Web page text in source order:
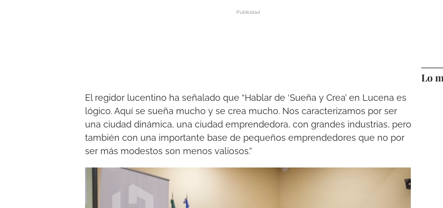
El regidor lucentino ha señalado que “Hablar de ‘Sueña y Crea’ en Lucena es
lógico. Aquí se sueña mucho y se crea mucho. Nos caracterizamos por ser
una ciudad dinámica, una ciudad emprendedora, con grandes industrias, pero
también con una importante base de pequeños emprendedores que no por
ser más modestos son menos valiosos.”
Lo